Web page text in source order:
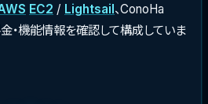
EC2 / Lightsail、ConoHa
・機能情報を確認して構成していま